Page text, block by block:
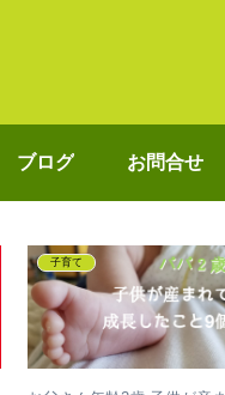
ブログ お問合せ
子育て